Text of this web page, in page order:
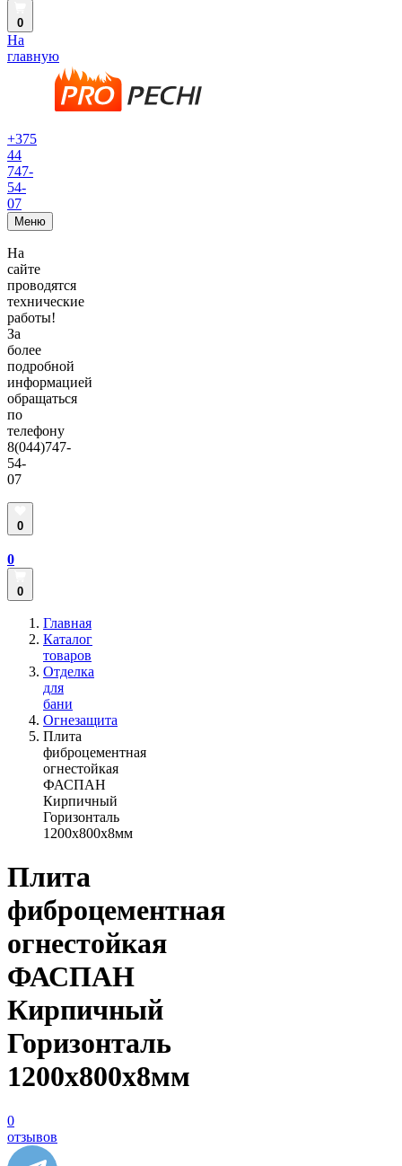
0
На
главную
+375
44
747-
54-
07
Меню
На
сайте
проводятся
технические
работы!
За
более
подробной
информацией
обращаться
по
телефону
8(044)747-
54-
07
0
0
0
Главная
Каталог
товаров
Отделка
для
бани
Огнезащита
Плита
фиброцементная
огнестойкая
ФАСПАН
Кирпичный
Горизонталь
1200х800х8мм
Плита
фиброцементная
огнестойкая
ФАСПАН
Кирпичный
Горизонталь
1200х800х8мм
0
отзывов